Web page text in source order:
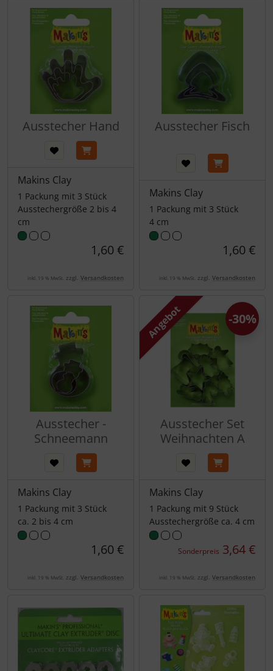
Ausstecher Hand
Makins Clay
1 Packung mit 3 Stück
Ausstechergröße 2 bis 4
cm
1,60 €
inkl. 19 % MwSt. zzgl. Versandkosten
Ausstecher Fisch
Makins Clay
1 Packung mit 3 Stück
4 cm
1,60 €
inkl. 19 % MwSt. zzgl. Versandkosten
Ausstecher -
Schneemann
Makins Clay
1 Packung mit 3 Stück
ca. 2 bis 4 cm
1,60 €
inkl. 19 % MwSt. zzgl. Versandkosten
Angebot
Ausstecher Set
Weihnachten A
Makins Clay
1 Packung mit 9 Stück
Ausstechergröße ca. 4 cm
Sonderpreis 3,64 €
-30%
inkl. 19 % MwSt. zzgl. Versandkosten